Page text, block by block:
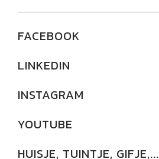
FACEBOOK
LINKEDIN
INSTAGRAM
YOUTUBE
HUISJE, TUINTJE, GIFJE,...